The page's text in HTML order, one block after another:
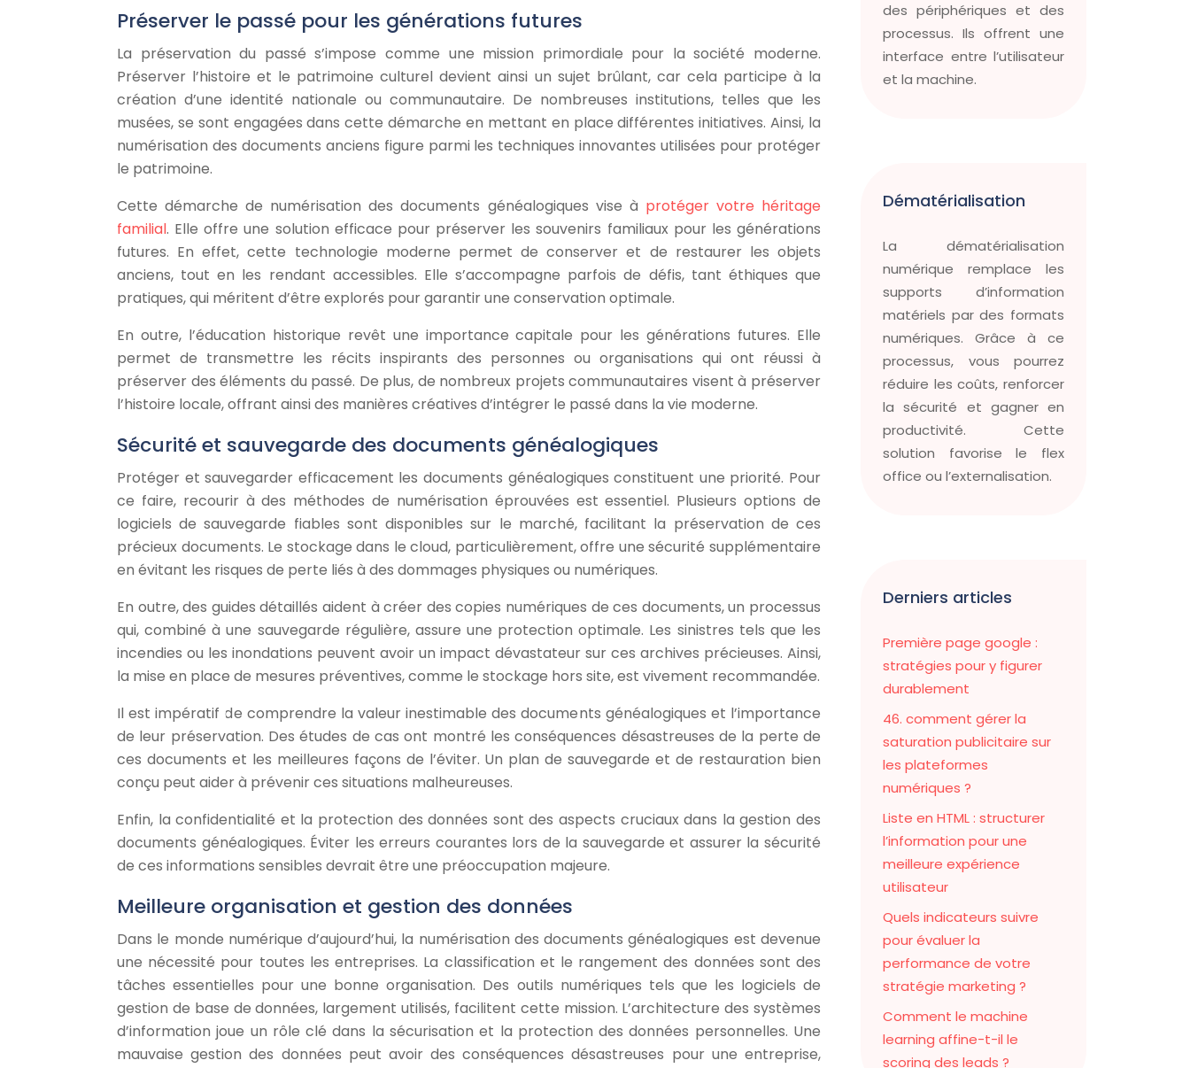
Préserver le passé pour les générations futures
La préservation du passé s’impose comme une mission primordiale pour la société moderne.
Préserver l’histoire et le patrimoine culturel devient ainsi un sujet brûlant, car cela participe à la
création d’une identité nationale ou communautaire. De nombreuses institutions, telles que les
musées, se sont engagées dans cette démarche en mettant en place différentes initiatives. Ainsi, la
numérisation des documents anciens figure parmi les techniques innovantes utilisées pour protéger
le patrimoine.
Cette démarche de numérisation des documents généalogiques vise à protéger votre héritage
familial. Elle offre une solution efficace pour préserver les souvenirs familiaux pour les générations
futures. En effet, cette technologie moderne permet de conserver et de restaurer les objets
anciens, tout en les rendant accessibles. Elle s’accompagne parfois de défis, tant éthiques que
pratiques, qui méritent d’être explorés pour garantir une conservation optimale.
En outre, l’éducation historique revêt une importance capitale pour les générations futures. Elle
permet de transmettre les récits inspirants des personnes ou organisations qui ont réussi à
préserver des éléments du passé. De plus, de nombreux projets communautaires visent à préserver
l’histoire locale, offrant ainsi des manières créatives d’intégrer le passé dans la vie moderne.
Sécurité et sauvegarde des documents généalogiques
Protéger et sauvegarder efficacement les documents généalogiques constituent une priorité. Pour
ce faire, recourir à des méthodes de numérisation éprouvées est essentiel. Plusieurs options de
logiciels de sauvegarde fiables sont disponibles sur le marché, facilitant la préservation de ces
précieux documents. Le stockage dans le cloud, particulièrement, offre une sécurité supplémentaire
en évitant les risques de perte liés à des dommages physiques ou numériques.
En outre, des guides détaillés aident à créer des copies numériques de ces documents, un processus
qui, combiné à une sauvegarde régulière, assure une protection optimale. Les sinistres tels que les
incendies ou les inondations peuvent avoir un impact dévastateur sur ces archives précieuses. Ainsi,
la mise en place de mesures préventives, comme le stockage hors site, est vivement recommandée.
Il est impératif de comprendre la valeur inestimable des documents généalogiques et l’importance
de leur préservation. Des études de cas ont montré les conséquences désastreuses de la perte de
ces documents et les meilleures façons de l’éviter. Un plan de sauvegarde et de restauration bien
conçu peut aider à prévenir ces situations malheureuses.
Enfin, la confidentialité et la protection des données sont des aspects cruciaux dans la gestion des
documents généalogiques. Éviter les erreurs courantes lors de la sauvegarde et assurer la sécurité
de ces informations sensibles devrait être une préoccupation majeure.
Meilleure organisation et gestion des données
Dans le monde numérique d’aujourd’hui, la numérisation des documents généalogiques est devenue
une nécessité pour toutes les entreprises. La classification et le rangement des données sont des
tâches essentielles pour une bonne organisation. Des outils numériques tels que les logiciels de
gestion de base de données, largement utilisés, facilitent cette mission. L’architecture des systèmes
d’information joue un rôle clé dans la sécurisation et la protection des données personnelles. Une
mauvaise gestion des données peut avoir des conséquences désastreuses pour une entreprise,
des périphériques et des
processus. Ils offrent une
interface entre l’utilisateur
et la machine.
Dématérialisation
La dématérialisation
numérique remplace les
supports d’information
matériels par des formats
numériques. Grâce à ce
processus, vous pourrez
réduire les coûts, renforcer
la sécurité et gagner en
productivité. Cette
solution favorise le flex
office ou l’externalisation.
Derniers articles
Première page google :
stratégies pour y figurer
durablement
46. comment gérer la
saturation publicitaire sur
les plateformes
numériques ?
Liste en HTML : structurer
l’information pour une
meilleure expérience
utilisateur
Quels indicateurs suivre
pour évaluer la
performance de votre
stratégie marketing ?
Comment le machine
learning affine-t-il le
scoring des leads ?